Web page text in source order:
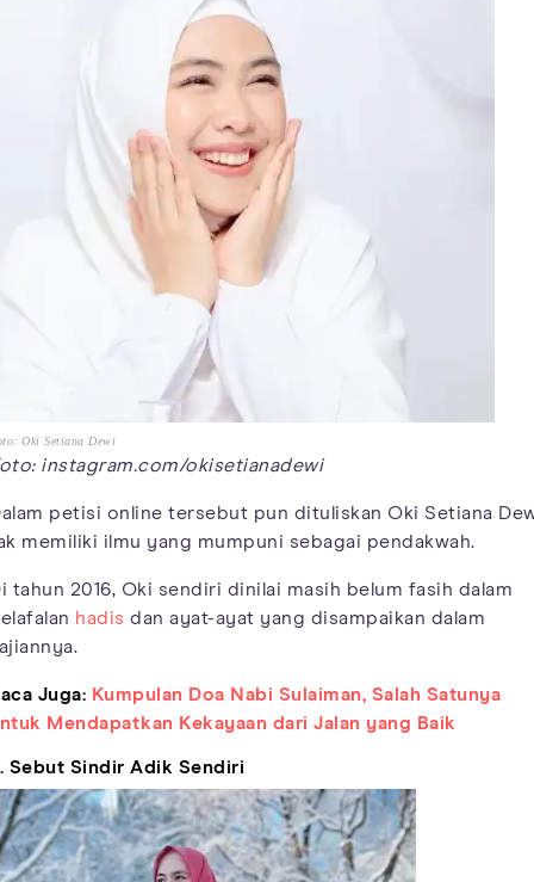
Oki Setiana Dewi
instagram.com/okisetianadewi
petisi online tersebut pun dituliskan Oki Setiana
memiliki ilmu yang mumpuni sebagai pendakwah.
tahun 2016, Oki sendiri dinilai masih belum fasih dalam
hadis dan ayat-ayat yang disampaikan dalam
Juga: Kumpulan Doa Nabi Sulaiman, Salah Satunya
Mendapatkan Kekayaan dari Jalan yang Baik
Sebut Sindir Adik Sendiri